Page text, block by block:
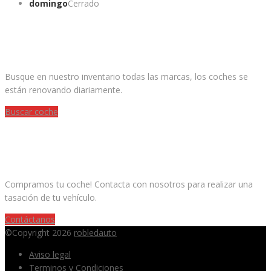
domingoCerrado
Busque en nuestro inventario todas las marcas, los coches se
están renovando diariamente.
Buscar coche
Compramos tu coche! Contacta con nosotros para realizar una
tasación de tu vehículo.
Contáctanos
©Copyright 2026 robledauto
Aviso legal
Terminos y Condiciones